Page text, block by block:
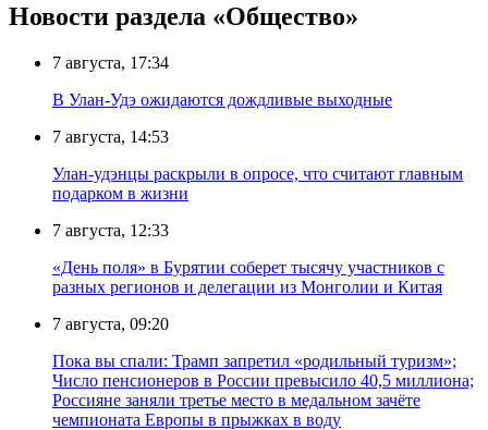
Новости раздела «Общество»
7 августа, 17:34
В Улан-Удэ ожидаются дождливые выходные
7 августа, 14:53
Улан-удэнцы раскрыли в опросе, что считают главным
подарком в жизни
7 августа, 12:33
«День поля» в Бурятии соберет тысячу участников с
разных регионов и делегации из Монголии и Китая
7 августа, 09:20
Пока вы спали: Трамп запретил «родильный туризм»;
Число пенсионеров в России превысило 40,5 миллиона;
Россияне заняли третье место в медальном зачёте
чемпионата Европы в прыжках в воду